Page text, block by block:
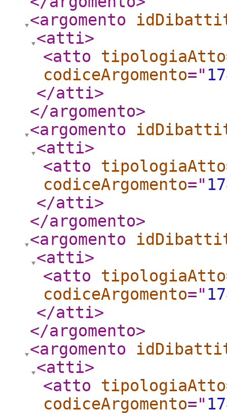
<argomento
<atti>
<atto
tipologiaAtto
codiceArgomento="
</atti>
</argomento>
<argomento
<atti>
<atto
tipologiaAtto
codiceArgomento="
</atti>
</argomento>
<argomento
<atti>
<atto
tipologiaAtto
codiceArgomento="
</atti>
</argomento>
<argomento
<atti>
<atto
tipologiaAtto
codiceArgomento="